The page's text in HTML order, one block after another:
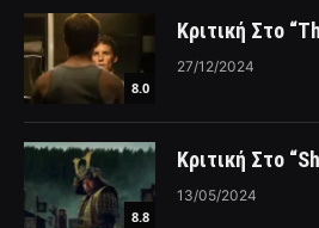
8.0
Κριτική Στο
27/12/2024
8.8
Κριτική Στο
13/05/2024